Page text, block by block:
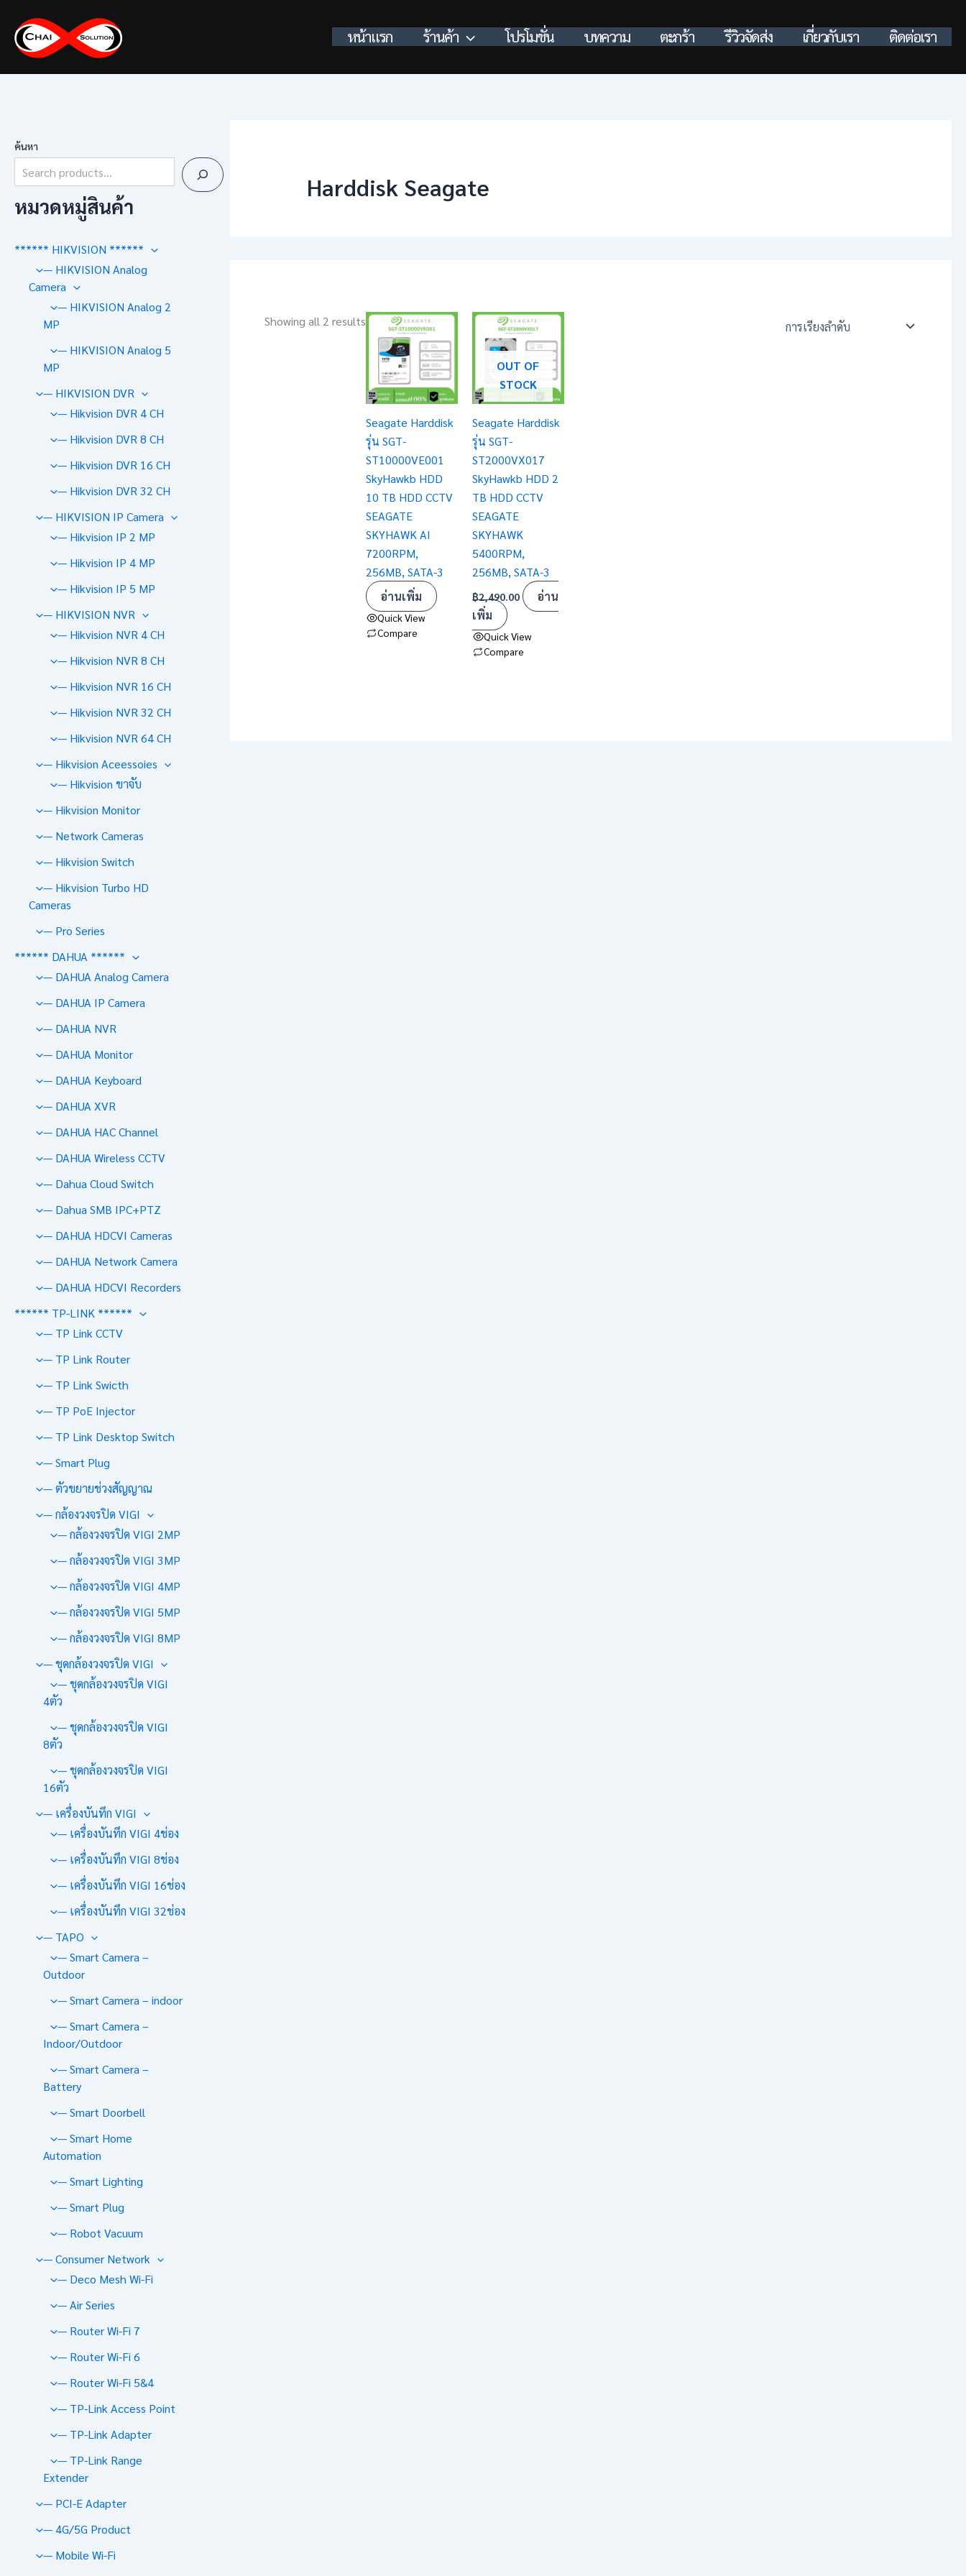
content
หน้าแรก ร้านค้า โปรโมชั่น บทความ ตะกร้า รีวิวจัดส่ง เกี่ยวกับเรา ติดต่อเรา
ค้นหา
หมวดหมู่สินค้า
****** HIKVISION ******
— HIKVISION Analog
Camera
— HIKVISION Analog 2
MP
— HIKVISION Analog 5
MP
— HIKVISION DVR
— Hikvision DVR 4 CH
— Hikvision DVR 8 CH
— Hikvision DVR 16 CH
— Hikvision DVR 32 CH
— HIKVISION IP Camera
— Hikvision IP 2 MP
— Hikvision IP 4 MP
— Hikvision IP 5 MP
— HIKVISION NVR
— Hikvision NVR 4 CH
— Hikvision NVR 8 CH
— Hikvision NVR 16 CH
— Hikvision NVR 32 CH
— Hikvision NVR 64 CH
— Hikvision Aceessoies
— Hikvision ขาจับ
— Hikvision Monitor
— Network Cameras
— Hikvision Switch
— Hikvision Turbo HD
Cameras
— Pro Series
****** DAHUA ******
— DAHUA Analog Camera
— DAHUA IP Camera
— DAHUA NVR
— DAHUA Monitor
— DAHUA Keyboard
— DAHUA XVR
— DAHUA HAC Channel
— DAHUA Wireless CCTV
— Dahua Cloud Switch
— Dahua SMB IPC+PTZ
— DAHUA HDCVI Cameras
— DAHUA Network Camera
— DAHUA HDCVI Recorders
****** TP-LINK ******
— TP Link CCTV
— TP Link Router
— TP Link Swicth
— TP PoE Injector
— TP Link Desktop Switch
— Smart Plug
— ตัวขยายช่วงสัญญาณ
— กล้องวงจรปิด VIGI
— กล้องวงจรปิด VIGI 2MP
— กล้องวงจรปิด VIGI 3MP
— กล้องวงจรปิด VIGI 4MP
— กล้องวงจรปิด VIGI 5MP
— กล้องวงจรปิด VIGI 8MP
— ชุดกล้องวงจรปิด VIGI
— ชุดกล้องวงจรปิด VIGI
4ตัว
— ชุดกล้องวงจรปิด VIGI
8ตัว
— ชุดกล้องวงจรปิด VIGI
16ตัว
— เครื่องบันทึก VIGI
— เครื่องบันทึก VIGI 4ช่อง
— เครื่องบันทึก VIGI 8ช่อง
— เครื่องบันทึก VIGI 16ช่อง
— เครื่องบันทึก VIGI 32ช่อง
— TAPO
— Smart Camera –
Outdoor
— Smart Camera – indoor
— Smart Camera –
Indoor/Outdoor
— Smart Camera –
Battery
— Smart Doorbell
— Smart Home
Automation
— Smart Lighting
— Smart Plug
— Robot Vacuum
— Consumer Network
— Deco Mesh Wi-Fi
— Air Series
— Router Wi-Fi 7
— Router Wi-Fi 6
— Router Wi-Fi 5&4
— TP-Link Access Point
— TP-Link Adapter
— TP-Link Range
Extender
— PCI-E Adapter
— 4G/5G Product
— Mobile Wi-Fi
Harddisk Seagate
Showing all 2 results
Seagate Harddisk
รุ่น SGT-
ST10000VE001
SkyHawkb HDD
10 TB HDD CCTV
SEAGATE
SKYHAWK AI
7200RPM,
256MB, SATA-3
อ่านเพิ่ม
Quick View
Compare
OUT OF
STOCK
Seagate Harddisk
รุ่น SGT-
ST2000VX017
SkyHawkb HDD 2
TB HDD CCTV
SEAGATE
SKYHAWK
5400RPM,
256MB, SATA-3
฿2,490.00
อ่าน
เพิ่ม
Quick View
Compare